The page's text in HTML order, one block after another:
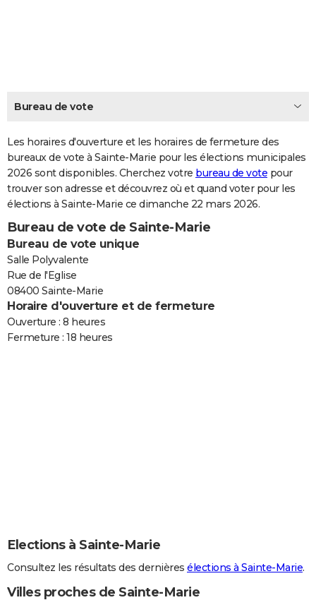
CARTE DE VOEUX
Dictionnaire
Biographies
Citations
Expressions
Proverbes
PROGRAMME TV
COPAINS D'AVANT
FORUM
Bricolage
Lifestyle
Culture
Sport
Auto
Television
Voyage
Cinema
Bureau de vote
Les horaires d'ouverture et les horaires de fermeture des
bureaux de vote à Sainte-Marie pour les élections municipales
2026 sont disponibles. Cherchez votre bureau de vote pour
trouver son adresse et découvrez où et quand voter pour les
élections à Sainte-Marie ce dimanche 22 mars 2026.
Bureau de vote de Sainte-Marie
Bureau de vote unique
Salle Polyvalente
Rue de l'Eglise
08400 Sainte-Marie
Horaire d'ouverture et de fermeture
Ouverture : 8 heures
Fermeture : 18 heures
Elections à Sainte-Marie
Consultez les résultats des dernières élections à Sainte-Marie.
Villes proches de Sainte-Marie